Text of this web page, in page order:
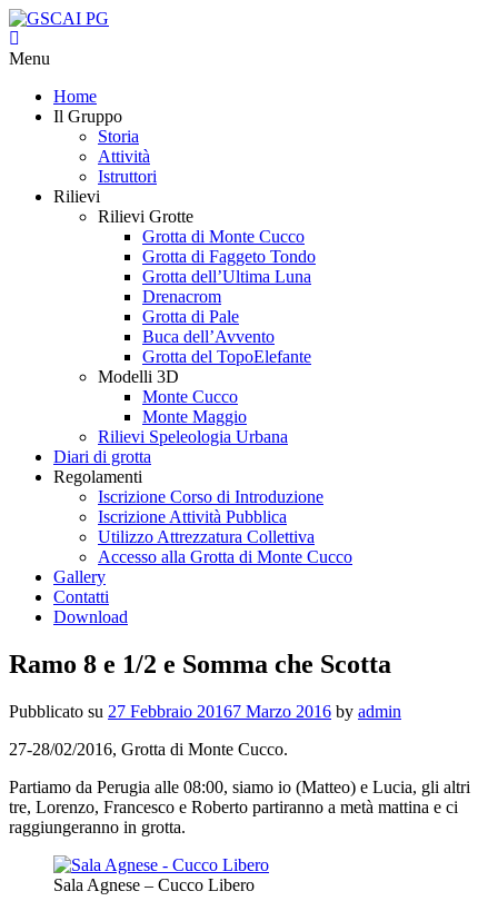
Menu
Home
Il Gruppo
Storia
Attività
Istruttori
Rilievi
Rilievi Grotte
Grotta di Monte Cucco
Grotta di Faggeto Tondo
Grotta dell’Ultima Luna
Drenacrom
Grotta di Pale
Buca dell’Avvento
Grotta del TopoElefante
Modelli 3D
Monte Cucco
Monte Maggio
Rilievi Speleologia Urbana
Diari di grotta
Regolamenti
Iscrizione Corso di Introduzione
Iscrizione Attività Pubblica
Utilizzo Attrezzatura Collettiva
Accesso alla Grotta di Monte Cucco
Gallery
Contatti
Download
Ramo 8 e 1/2 e Somma che Scotta
Pubblicato su 27 Febbraio 20167 Marzo 2016 by admin
27-28/02/2016, Grotta di Monte Cucco.
Partiamo da Perugia alle 08:00, siamo io (Matteo) e Lucia, gli altri
tre, Lorenzo, Francesco e Roberto partiranno a metà mattina e ci
raggiungeranno in grotta.
Sala Agnese – Cucco Libero